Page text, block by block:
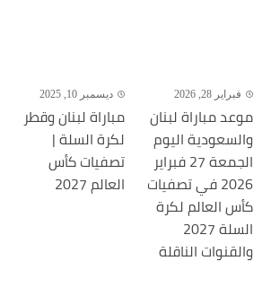
فبراير 28, 2026
موعد مباراة لبنان
والسعودية اليوم
الجمعة 27 فبراير
2026 في تصفيات
كأس العالم لكرة
السلة 2027
والقنوات الناقلة
ديسمبر 10, 2025
مباراة لبنان وقطر
لكرة السلة |
تصفيات كأس
العالم 2027